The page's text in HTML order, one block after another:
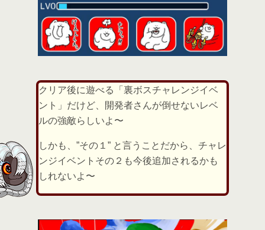
クリア後に遊べる「裏ボスチャレンジイベ
ント」だけど、開発者さんが倒せないレベ
ルの強敵らしいよ〜
しかも、”その１” と言うことだから、チャレ
ンジイベントその２も今後追加されるかも
しれないよ〜